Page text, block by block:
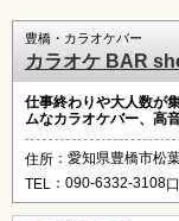
豊橋・カラオケバー
カラオケ BAR
仕事終わりや大人数が
ムなカラオケバー、高
住所 ：愛知県豊橋市松
TEL ：090-6332-3108